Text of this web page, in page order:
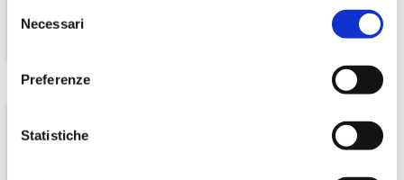
delNecessari
Preferenze
Statistiche